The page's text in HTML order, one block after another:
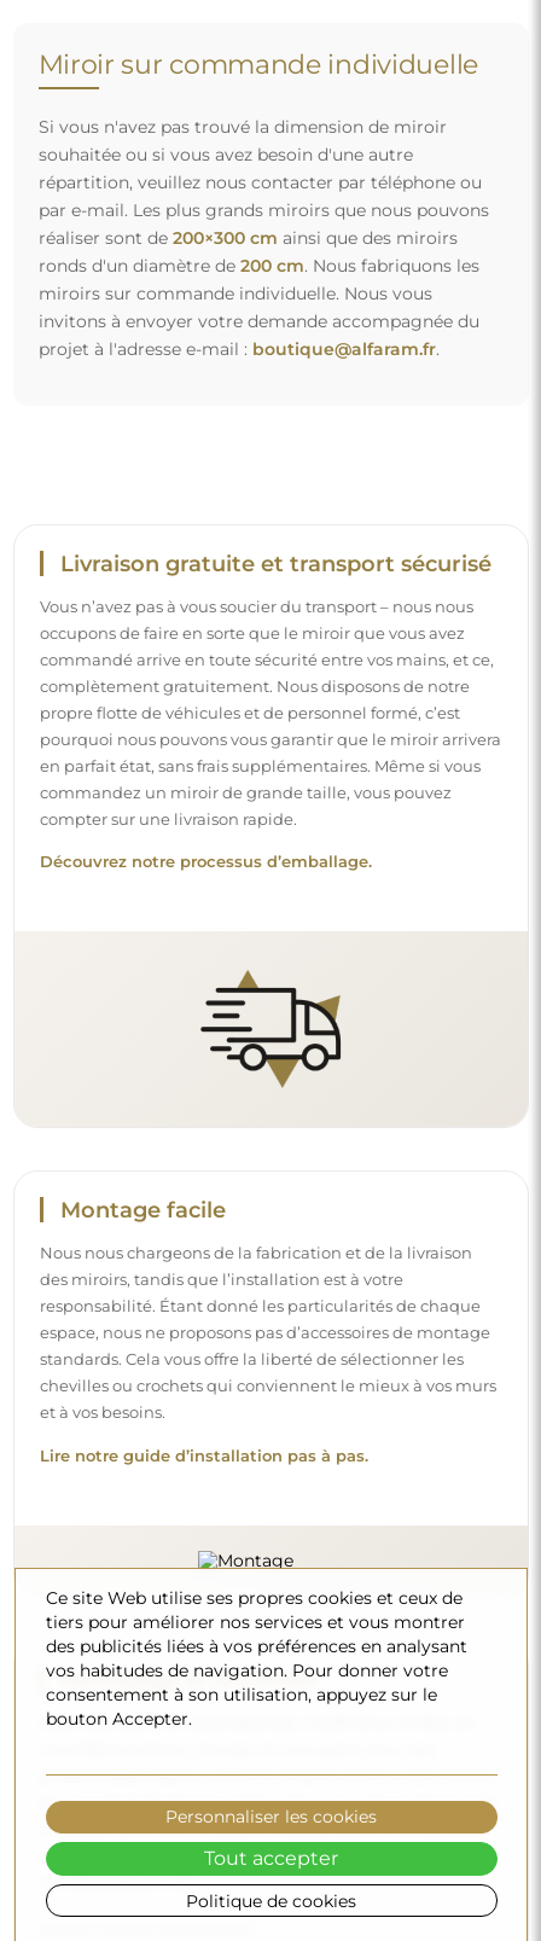
Miroir sur commande individuelle
Si vous n'avez pas trouvé la dimension de miroir
souhaitée ou si vous avez besoin d'une autre
répartition, veuillez nous contacter par téléphone ou
par e-mail. Les plus grands miroirs que nous pouvons
réaliser sont de 200×300 cm ainsi que des miroirs
ronds d'un diamètre de 200 cm. Nous fabriquons les
miroirs sur commande individuelle. Nous vous
invitons à envoyer votre demande accompagnée du
projet à l'adresse e-mail : boutique@alfaram.fr.
Livraison gratuite et transport sécurisé
Vous n’avez pas à vous soucier du transport – nous nous
occupons de faire en sorte que le miroir que vous avez
commandé arrive en toute sécurité entre vos mains, et ce,
complètement gratuitement. Nous disposons de notre
propre flotte de véhicules et de personnel formé, c’est
pourquoi nous pouvons vous garantir que le miroir arrivera
en parfait état, sans frais supplémentaires. Même si vous
commandez un miroir de grande taille, vous pouvez
compter sur une livraison rapide.
Découvrez notre processus d’emballage.
Montage facile
Nous nous chargeons de la fabrication et de la livraison
des miroirs, tandis que l’installation est à votre
responsabilité. Étant donné les particularités de chaque
espace, nous ne proposons pas d’accessoires de montage
standards. Cela vous offre la liberté de sélectionner les
chevilles ou crochets qui conviennent le mieux à vos murs
et à vos besoins.
Lire notre guide d’installation pas à pas.
Nettoyage et entretien
Pour maintenir un éclat optimal, il suffit d’un chiffon en
produits spécifiques, veillez à ce qu’ils aient un pH neutre
(autour de 7). Évitez les nettoyants puissants contenant du
vinaigre, de l’ammoniaque ou des acides forts – cela
permettra de conserver un beau reflet pendant de
nombreuses années.
Ce site Web utilise ses propres cookies et ceux de
tiers pour améliorer nos services et vous montrer
des publicités liées à vos préférences en analysant
vos habitudes de navigation. Pour donner votre
consentement à son utilisation, appuyez sur le
bouton Accepter.
Politique de cookies
Personnaliser les cookies
Tout accepter